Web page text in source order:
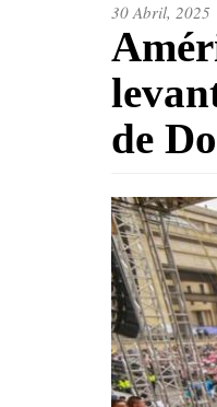
30 Abril, 2025
de